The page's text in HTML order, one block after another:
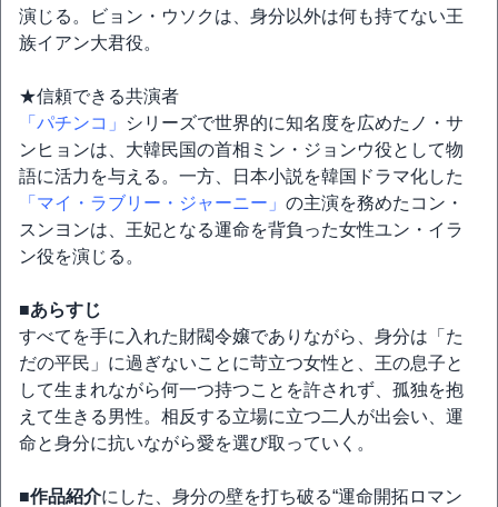
演じる。ビョン・ウソクは、身分以外は何も持てない王
族イアン大君役。
★信頼できる共演者
「パチンコ」
シリーズで世界的に知名度を広めたノ・サ
ンヒョンは、大韓民国の首相ミン・ジョンウ役として物
語に活力を与える。一方、日本小説を韓国ドラマ化した
「マイ・ラブリー・ジャーニー」 の主演を務めたコン・
スンヨンは、王妃となる運命を背負った女性ユン・イラ
ン役を演じる。
■あらすじ
すべてを手に入れた財閥令嬢でありながら、身分は「た
だの平民」に過ぎないことに苛立つ女性と、王の息子と
して生まれながら何一つ持つことを許されず、孤独を抱
えて生きる男性。相反する立場に立つ二人が出会い、運
命と身分に抗いながら愛を選び取っていく。
■作品紹介にした、身分の壁を打ち破る“運命開拓ロマン